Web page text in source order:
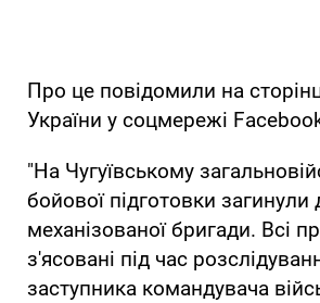
Про це повідомили на
України у соцмережі
"На Чугуївському
бойової підготовки
механізованої бригади. Всі
з'ясовані під час
заступника командувача